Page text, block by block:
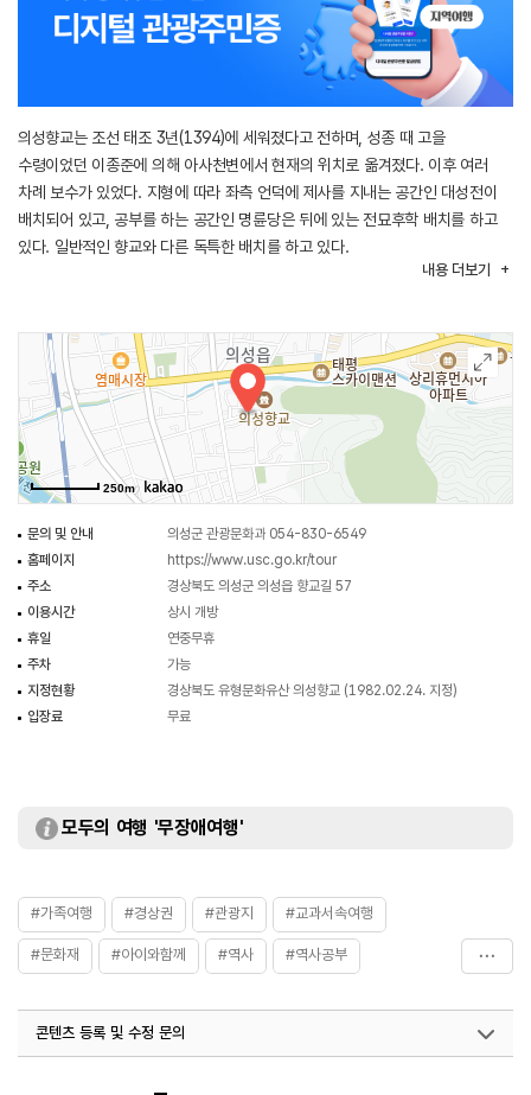
의성향교는 조선 태조 3년(1394)에 세워졌다고 전하며, 성종 때 고을
수령이었던 이종준에 의해 아사천변에서 현재의 위치로 옮겨졌다. 이후 여러
차례 보수가 있었다. 지형에 따라 좌측 언덕에 제사를 지내는 공간인 대성전이
배치되어 있고, 공부를 하는 공간인 명륜당은 뒤에 있는 전묘후학 배치를 하고
있다. 일반적인 향교와 다른 독특한 배치를 하고 있다.
향교의 중심 건물인 대성전은 중국과 우리나라 성인들의 위패를 모신 곳으로
명륜당은 앞면 5칸, 옆면 2칸의 옆모습이 여덟 팔(八)자 모양인 팔작집으로 조선
후기 건축물이다. 명륜당 앞에 있는 유생들의 숙소인 동재는 앞면 4칸, 옆면
2칸의 맞배집이다. 누문인 광풍루는 앞면 5칸, 옆면 3칸의 2층으로 지붕의
옆모습이 사람 인(人)자 모양인 맞배지붕집이다. 2층에는 난간을 둘렀다.
지금은 향교의 교육적 기능은 없어지고 봄·가을에 두 번 제사를 드리고 있다.
내용 더보기
250m
문의 및 안내
의성군 관광문화과 054-830-6549
홈페이지
https://www.usc.go.kr/tour
주소
경상북도 의성군 의성읍 향교길 57
이용시간
상시 개방
휴일
연중무휴
주차
가능
지정현황
경상북도 유형문화유산 의성향교 (1982.02.24. 지정)
입장료
무료
모두의 여행 '무장애여행'
#가족여행 #경상권 #관광지 #교과서속여행
#문화재 #아이와함께 #역사 #역사공부
#역사속으로 #역사유적
콘텐츠 등록 및 수정 문의